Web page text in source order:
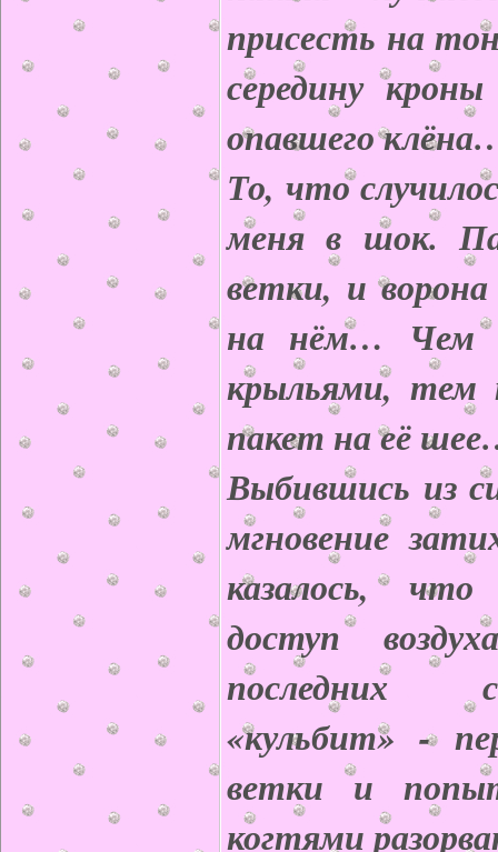
присесть на
середину
опавшего
То, что
меня в шок.
ветки, и ворона
на нём… Чем
крыльями, тем
пакет на её
Выбившись из
мгновение
казалось,
доступ
последних
«кульбит» -
ветки и
когтями